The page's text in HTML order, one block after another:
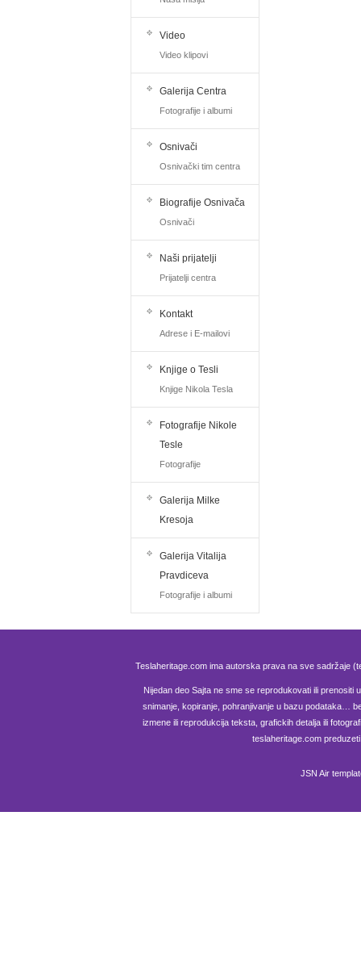
Video
Video klipovi
Galerija Centra
Fotografije i albumi
Osnivači
Osnivački tim centra
Biografije Osnivača
Osnivači
Naši prijatelji
Prijatelji centra
Kontakt
Adrese i E-mailovi
Knjige o Tesli
Knjige Nikola Tesla
Fotografije Nikole
Tesle
Fotografije
Galerija Milke
Kresoja
Galerija Vitalija
Pravdiceva
Fotografije i albumi
Teslaheritage.com ima autorska prava na sve sadržaje
Nijedan deo Sajta ne sme se reprodukovati ili prenositi
snimanje, kopiranje, pohranjivanje u bazu podataka…
izmene ili reprodukcija teksta, grafickih detalja ili
teslaheritage.com
JSN Air